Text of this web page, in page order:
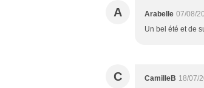
A Arabelle 07/08/
Un bel été et de
C CamilleB 18/07/